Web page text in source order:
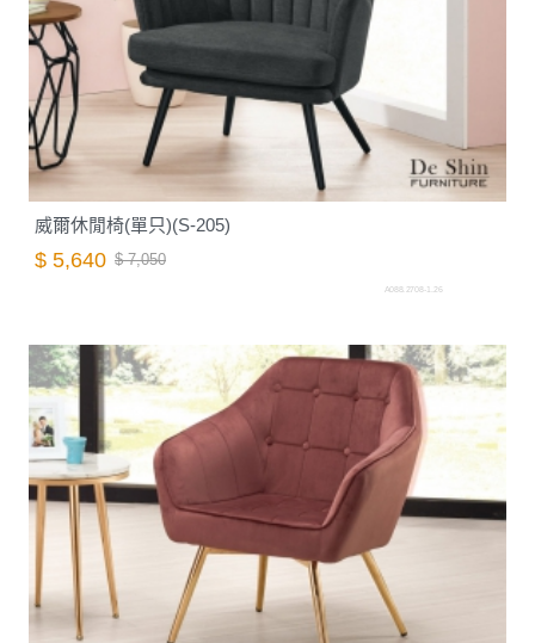
威爾休閒椅(單只)(S-205)
$ 5,640 $ 7,050
A088.2708-1.26